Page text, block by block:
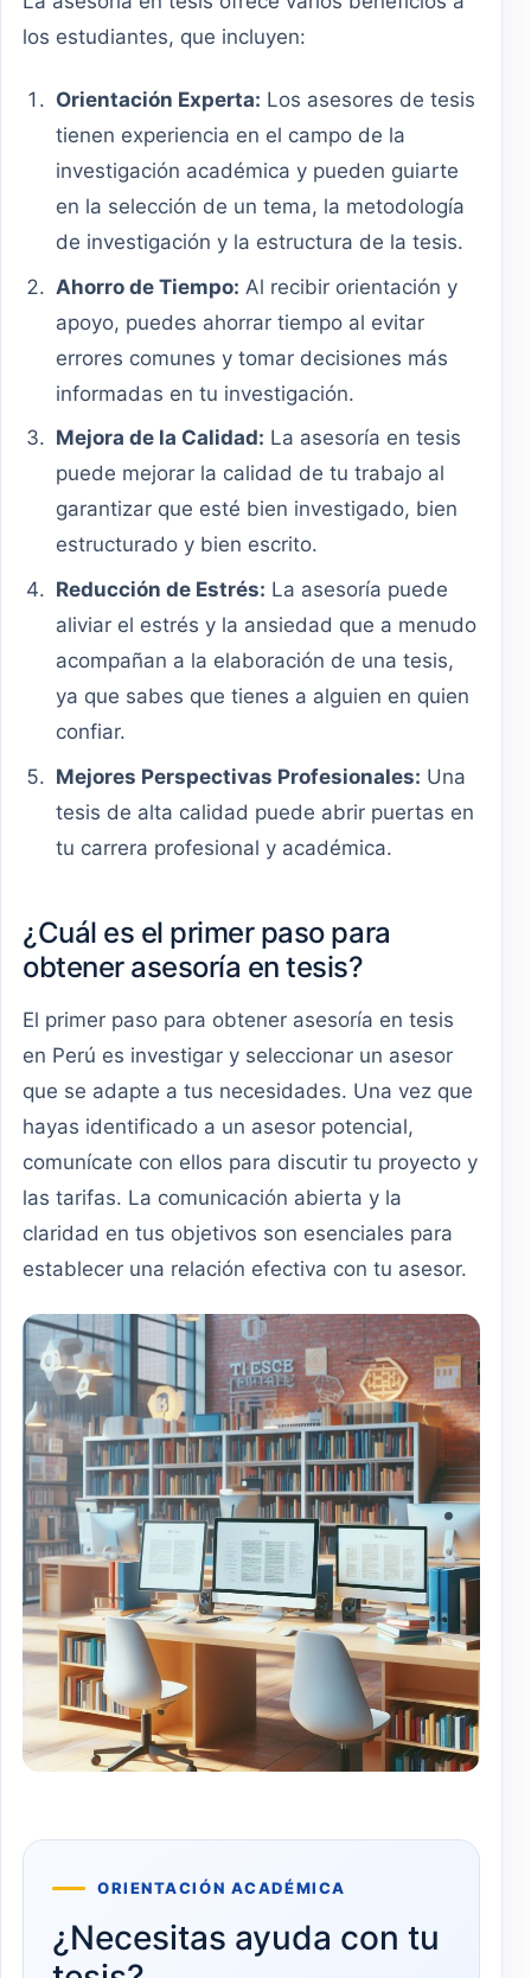
los estudiantes, que incluyen:
Orientación Experta: Los asesores de tesis
tienen experiencia en el campo de la
investigación académica y pueden guiarte
en la selección de un tema, la metodología
de investigación y la estructura de la tesis.
Ahorro de Tiempo: Al recibir orientación y
apoyo, puedes ahorrar tiempo al evitar
errores comunes y tomar decisiones más
informadas en tu investigación.
Mejora de la Calidad: La asesoría en tesis
puede mejorar la calidad de tu trabajo al
garantizar que esté bien investigado, bien
estructurado y bien escrito.
Reducción de Estrés: La asesoría puede
aliviar el estrés y la ansiedad que a menudo
acompañan a la elaboración de una tesis,
ya que sabes que tienes a alguien en quien
confiar.
Mejores Perspectivas Profesionales: Una
tesis de alta calidad puede abrir puertas en
tu carrera profesional y académica.
¿Cuál es el primer paso para
obtener asesoría en tesis?
El primer paso para obtener asesoría en tesis
en Perú es investigar y seleccionar un asesor
que se adapte a tus necesidades. Una vez que
hayas identificado a un asesor potencial,
comunícate con ellos para discutir tu proyecto y
las tarifas. La comunicación abierta y la
claridad en tus objetivos son esenciales para
establecer una relación efectiva con tu asesor.
ORIENTACIÓN ACADÉMICA
¿Necesitas ayuda con tu